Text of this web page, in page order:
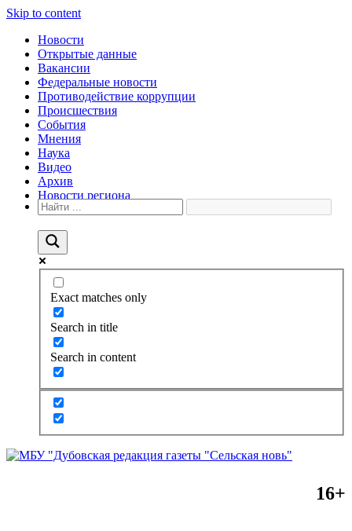
Skip to content
Новости
Открытые данные
Вакансии
Федеральные новости
Противодействие коррупции
Происшествия
События
Мнения
Наука
Видео
Архив
Новости региона
Exact matches only
Search in title
Search in content
16+